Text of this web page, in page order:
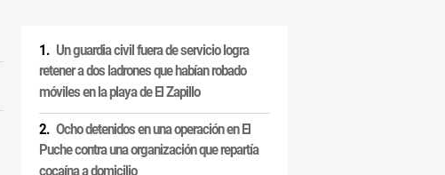
Un guardia civil fuera de servicio logra
retener a dos ladrones que habían robado
móviles en la playa de El Zapillo
Ocho detenidos en una operación en El
Puche contra una organización que repartía
cocaína a domicilio